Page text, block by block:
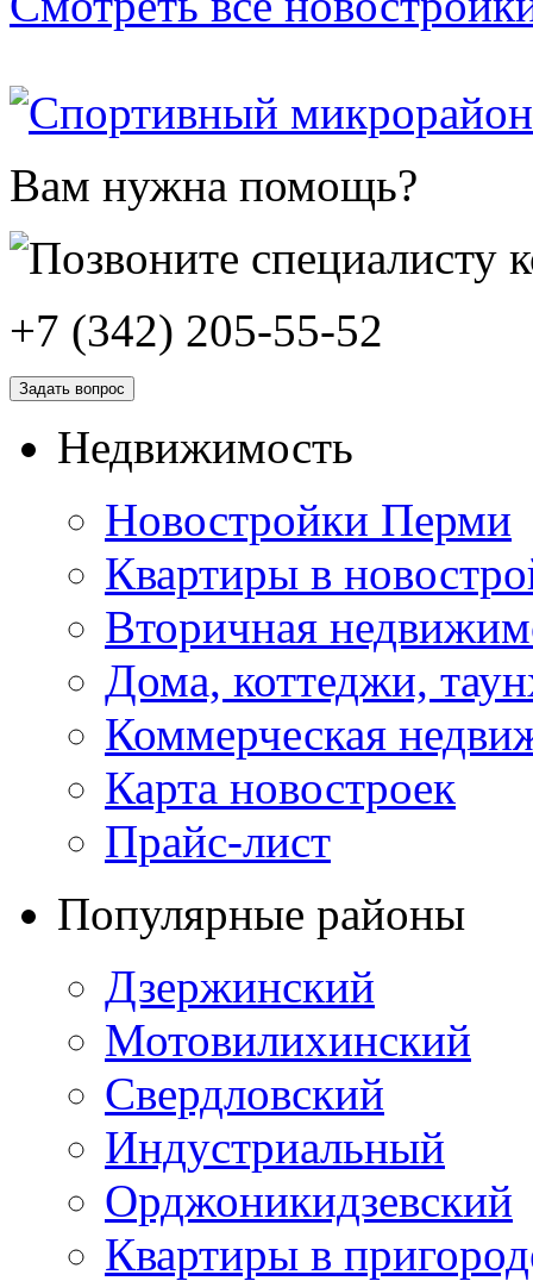
Вам нужна помощь?
+7 (342) 205-55-52
Задать вопрос
Недвижимость
Новостройки Перми
Квартиры в
Вторичная
Дома, коттеджи,
Коммерческая
Карта новостроек
Прайс-лист
Популярные районы
Дзержинский
Мотовилихинский
Свердловский
Индустриальный
Орджоникидзевский
Квартиры в